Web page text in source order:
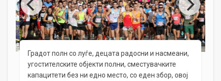
Градот полн со луѓе, децата радосни и насмеани,
угостителските објекти полни, сместувачките
капацитети без ни едно место, со еден збор, овој